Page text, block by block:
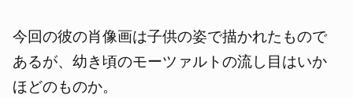
今回の彼の肖像画は子供の姿で描かれたもので
あるが、幼き頃のモーツァルトの流し目はいか
ほどのものか。